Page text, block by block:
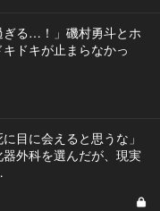
ぎる…！」磯村勇斗とホ
ドキが止まらなかっ
目に会えると思うな」
外科を選んだが、現実